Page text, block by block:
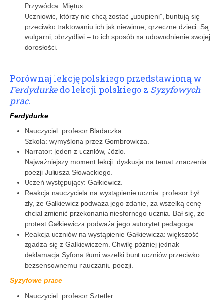
Przywódca: Miętus.
Uczniowie, którzy nie chcą zostać „upupieni”, buntują się
przeciwko traktowaniu ich jak niewinne, grzeczne dzieci. Są
wulgarni, obrzydliwi – to ich sposób na udowodnienie swojej
dorosłości.
Porównaj lekcję polskiego przedstawioną w
Ferdydurkedo lekcji polskiego z Syzyfowych
prac.
Ferdydurke
Nauczyciel: profesor Bladaczka.
Szkoła: wymyślona przez Gombrowicza.
Narrator: jeden z uczniów, Józio.
Najważniejszy moment lekcji: dyskusja na temat znaczenia
poezji Juliusza Słowackiego.
Uczeń występujący: Gałkiewicz.
Reakcja nauczyciela na wystąpienie ucznia: profesor był
zły, że Gałkiewicz podważa jego zdanie, za wszelką cenę
chciał zmienić przekonania niesfornego ucznia. Bał się, że
protest Gałkiewicza podważa jego autorytet pedagoga.
Reakcja uczniów na wystąpienie Gałkiewicza: większość
zgadza się z Gałkiewiczem. Chwilę później jednak
deklamacja Syfona tłumi wszelki bunt uczniów przeciwko
bezsensownemu nauczaniu poezji.
Syzyfowe prace
Nauczyciel: profesor Sztetler.